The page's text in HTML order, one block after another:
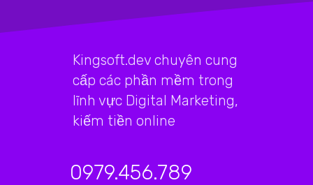
Kingsoft.dev chuyên cung
cấp các phần mềm trong
lĩnh vực Digital Marketing,
kiếm tiền online
0979.456.789